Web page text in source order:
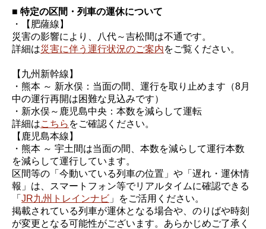
■ 特定の区間・列車の運休について
・【肥薩線】
災害の影響により、八代～吉松間は不通です。
詳細は災害に伴う運行状況のご案内をご覧ください。
【九州新幹線】
・熊本 ～ 新水俣：当面の間、運行を取り止めます（8月
中の運行再開は困難な見込みです）
・新水俣～鹿児島中央：本数を減らして運転
詳細はこちら をご確認ください。
【鹿児島本線】
・熊本 ～ 宇土間は当面の間、本数を減らして運行本数
を減らして運行しています。
区間等の「今動いている列車の位置」や「遅れ・運休情
報」は、スマートフォン等でリアルタイムに確認できる
「JR九州トレインナビ 」をご活用ください。
掲載されている列車が運休となる場合や、のりばや時刻
が変更となる可能性がございます。あらかじめご了承く